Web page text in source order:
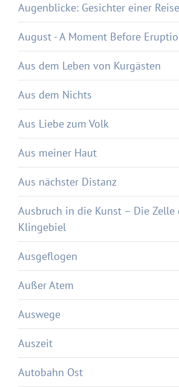
Augenblicke: Gesichter einer Reise
August - A Moment Before
Aus dem Leben von Kurgästen
Aus dem Nichts
Aus Liebe zum Volk
Aus meiner Haut
Aus nächster Distanz
Ausbruch in die Kunst – Die Zelle
Klingebiel
Ausgeflogen
Außer Atem
Auswege
Auszeit
Autobahn Ost